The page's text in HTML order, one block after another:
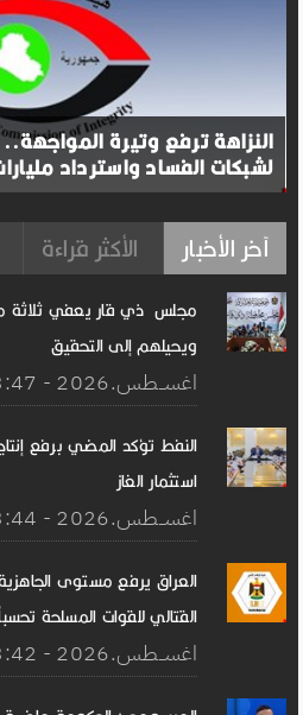
النزاهة ترفع وتيرة
لشبكات الفساد واسترداد مليارات
آخر الأخبار الأكثر قراءة
مجلس ذي قار يعفي ثلاثة
ويحيلهم إلى التحقيق
06 اغســطس.2026 - 3:47
النفط تؤكد المضي برفع
استثمار الغاز
06 اغســطس.2026 - 3:44
العراق يرفع مستوى الجاهزية
القتالي للقوات المسلحة
06 اغســطس.2026 - 3:42